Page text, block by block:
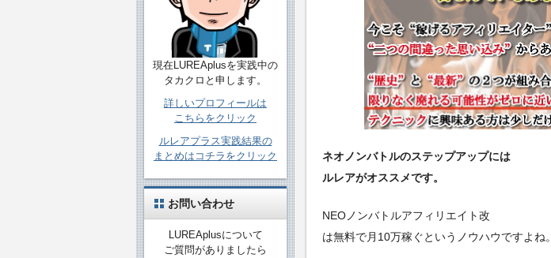
ネオノンバトルのステップアップには
ルレアがオススメです。
NEOノンバトルアフィリエイト改
は無料で月10万稼ぐというノウハウですよね。
現在LUREAplusを実践中の
タカクロと申します。
詳しいプロフィールは
こちらをクリック
ルレアプラス実践結果の
まとめはコチラをクリック
お問い合わせ
LUREAplusについて
ご質問がありましたら